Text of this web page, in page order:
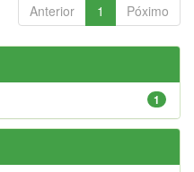
Anterior 1 Póximo
1